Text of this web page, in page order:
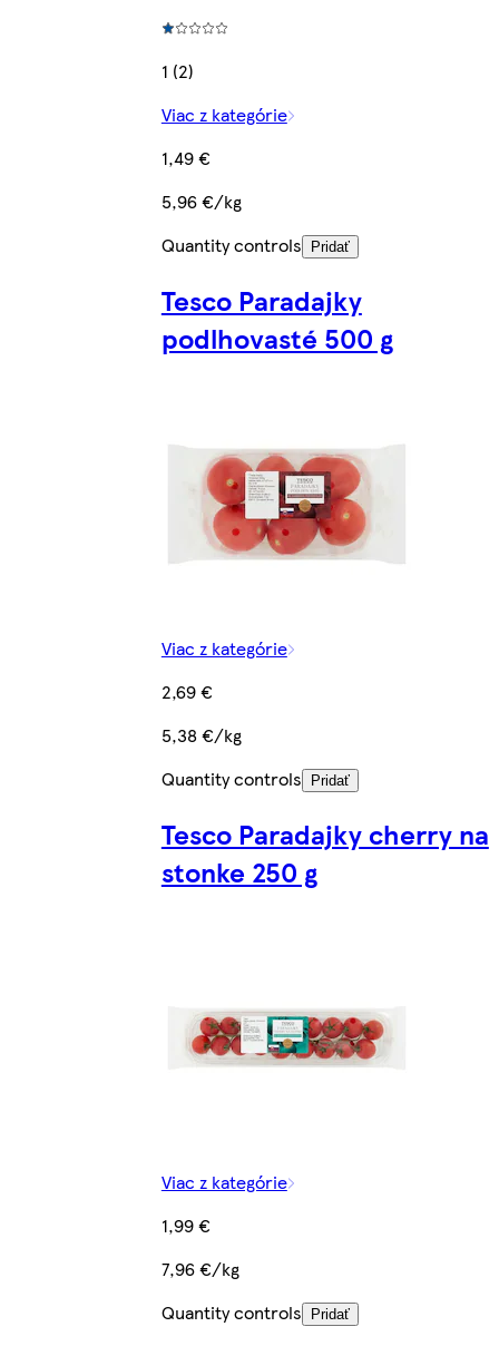
1 (2)
Viac z kategórie
1,49 €
5,96 €/kg
Quantity controls
Pridať
Tesco Paradajky
podlhovasté 500 g
Viac z kategórie
2,69 €
5,38 €/kg
Quantity controls
Pridať
Tesco Paradajky cherry na
stonke 250 g
Viac z kategórie
1,99 €
7,96 €/kg
Quantity controls
Pridať